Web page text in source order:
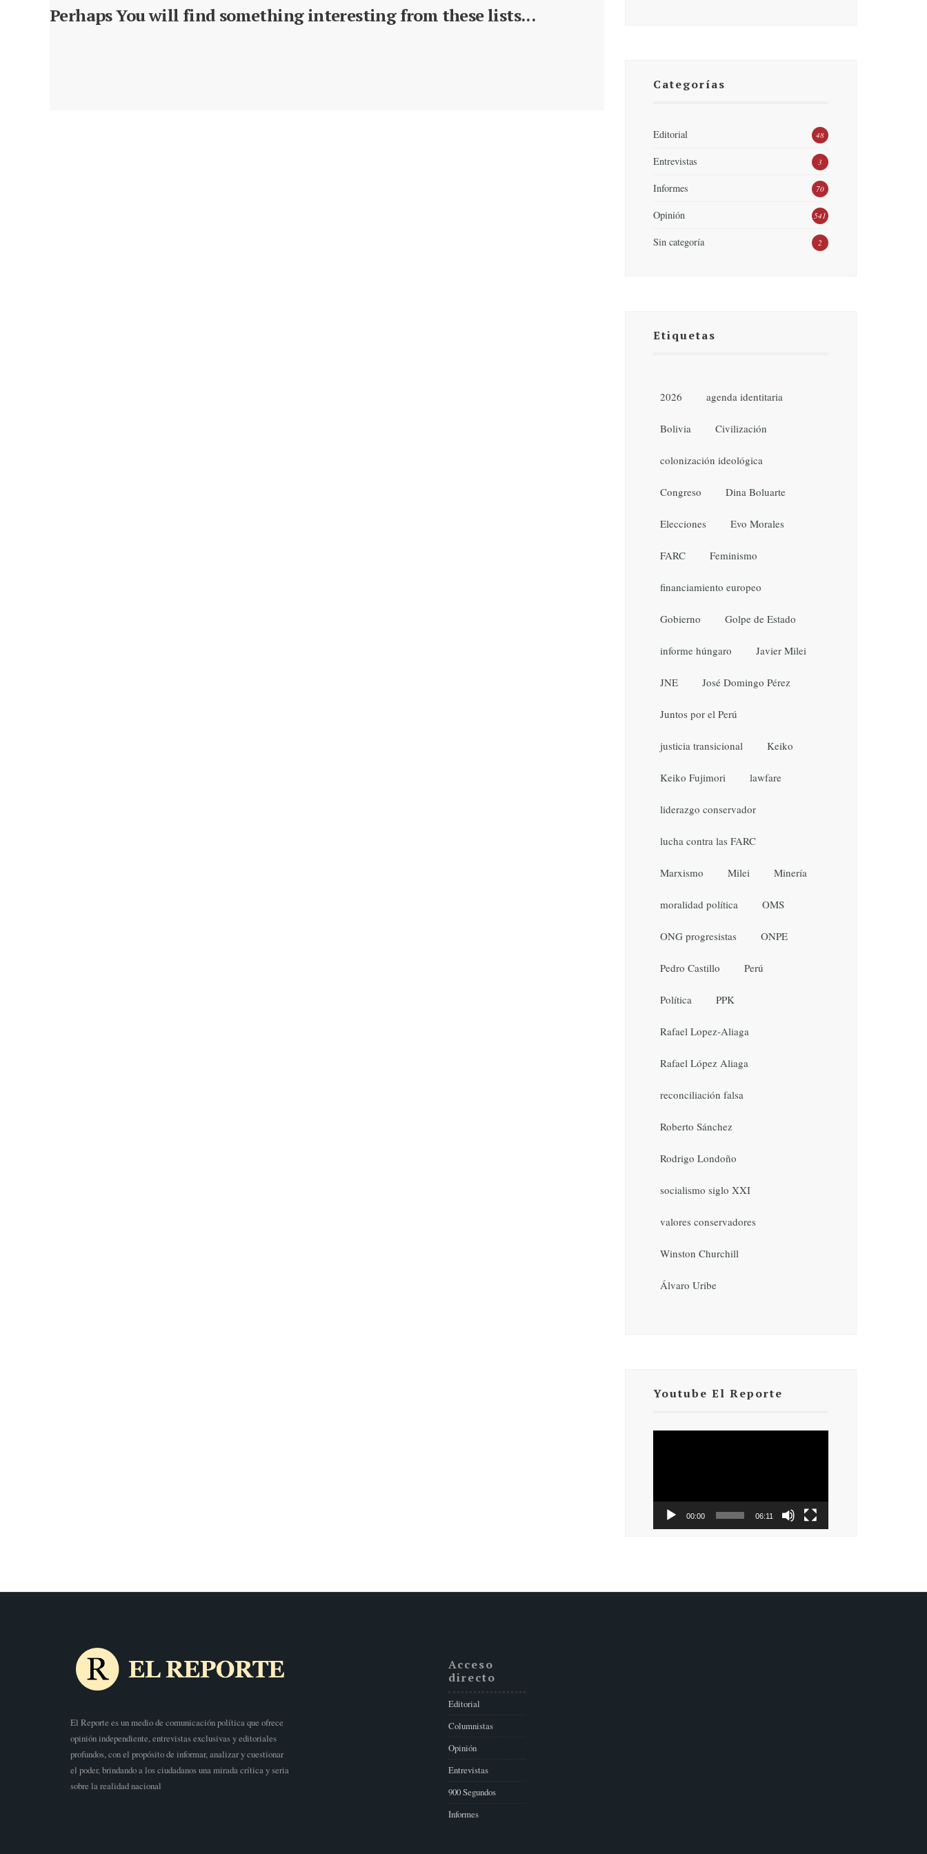
Perhaps You will find something interesting from these lists...
Categorías
Editorial 48
Entrevistas 3
Informes 70
Opinión 541
Sin categoría 2
Etiquetas
2026 agenda identitaria
Bolivia Civilización
colonización ideológica
Congreso Dina Boluarte
Elecciones Evo Morales
FARC Feminismo
financiamiento europeo
Gobierno Golpe de Estado
informe húngaro Javier Milei
JNE José Domingo Pérez
Juntos por el Perú
justicia transicional Keiko
Keiko Fujimori lawfare
liderazgo conservador
lucha contra las FARC
Marxismo Milei Minería
moralidad política OMS
ONG progresistas ONPE
Pedro Castillo Perú
Política PPK
Rafael Lopez-Aliaga
Rafael López Aliaga
reconciliación falsa
Roberto Sánchez
Rodrigo Londoño
socialismo siglo XXI
valores conservadores
Winston Churchill
Álvaro Uribe
Youtube El Reporte
00:00 06:11
El Reporte es un medio de comunicación política que ofrece
opinión independiente, entrevistas exclusivas y editoriales
profundos, con el propósito de informar, analizar y cuestionar
el poder, brindando a los ciudadanos una mirada crítica y seria
sobre la realidad nacional
Acceso
directo
Editorial
Columnistas
Opinión
Entrevistas
900 Segundos
Informes